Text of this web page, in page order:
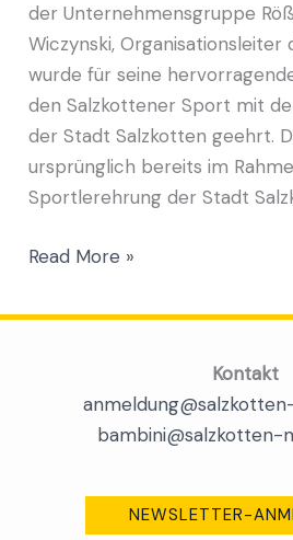
der Unternehmensgruppe
Wiczynski, Organisationsleiter
wurde für seine
den Salzkottener Sport mit
der Stadt Salzkotten geehrt.
ursprünglich bereits im
Sportlerehrung der Stadt
Read More »
Kontakt
bambini@salzkotten-
NEWSLETTER-